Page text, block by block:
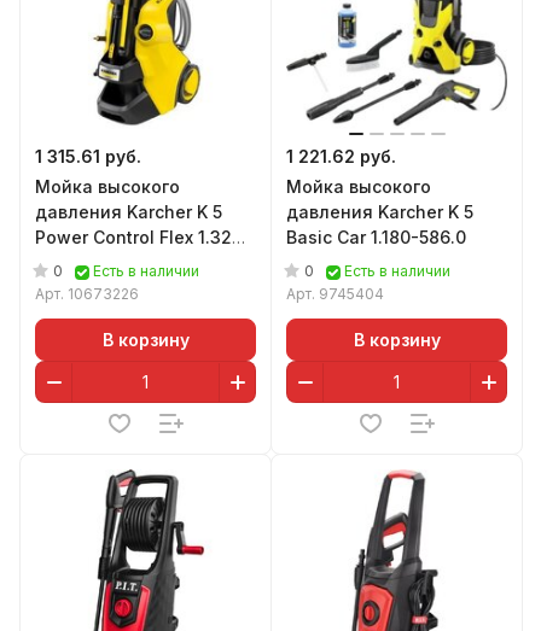
1 315.61 руб.
Мойка высокого
давления Karcher K 5
Power Control Flex 1.324-
700.0
0
Есть в наличии
Арт. 10673226
В корзину
1 221.62 руб.
Мойка высокого
давления Karcher K 5
Basic Car 1.180-586.0
0
Есть в наличии
Арт. 9745404
В корзину